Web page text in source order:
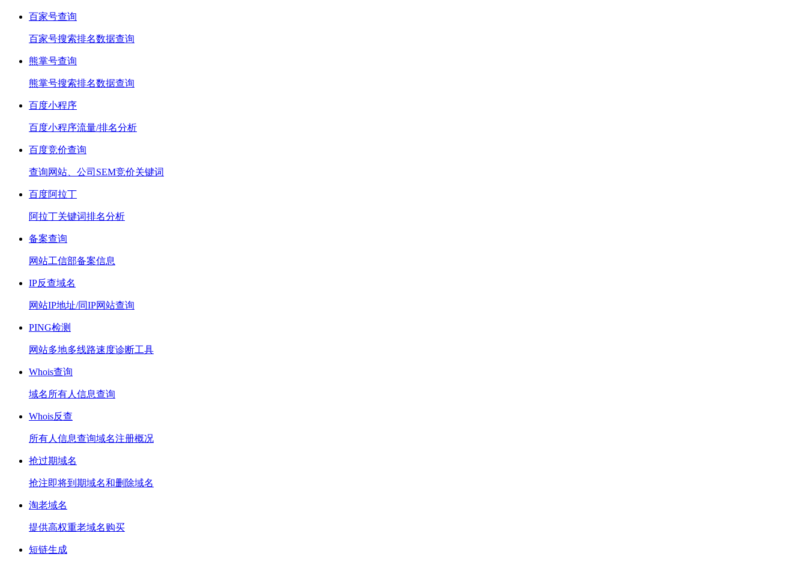
百家号查询
百家号搜索排名数据查询
熊掌号查询
熊掌号搜索排名数据查询
百度小程序
百度小程序流量/排名分析
百度竞价查询
查询网站、公司SEM竞价关键词
百度阿拉丁
阿拉丁关键词排名分析
备案查询
网站工信部备案信息
IP反查域名
网站IP地址/同IP网站查询
PING检测
网站多地多线路速度诊断工具
Whois查询
域名所有人信息查询
Whois反查
所有人信息查询域名注册概况
抢过期域名
抢注即将到期域名和删除域名
淘老域名
提供高权重老域名购买
短链生成